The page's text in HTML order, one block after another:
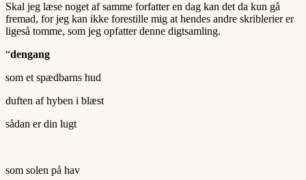
Skal jeg læse noget af samme forfatter en dag kan det da kun gå
fremad, for jeg kan ikke forestille mig at hendes andre skriblerier er
ligeså tomme, som jeg opfatter denne digtsamling.
“dengang
som et spædbarns hud
duften af hyben i blæst
sådan er din lugt
som solen på hav